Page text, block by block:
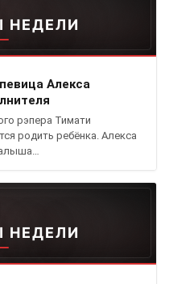
НЕДЕЛИ
Алекса
рэпера Тимати
родить ребёнка. Алекса
НЕДЕЛИ